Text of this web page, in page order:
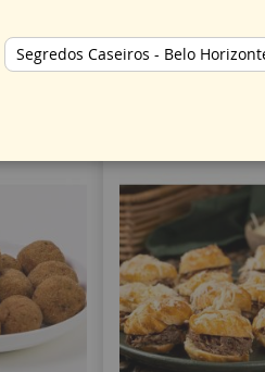
Store selector